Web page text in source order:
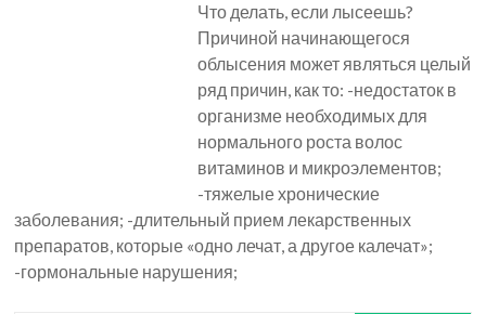
Что делать, если лысеешь?
Причиной начинающегося
облысения может являться целый
ряд причин, как то: -недостаток в
организме необходимых для
нормального роста волос
витаминов и микроэлементов;
-тяжелые хронические
заболевания; -длительный прием лекарственных
препаратов, которые «одно лечат, а другое калечат»;
-гормональные нарушения;